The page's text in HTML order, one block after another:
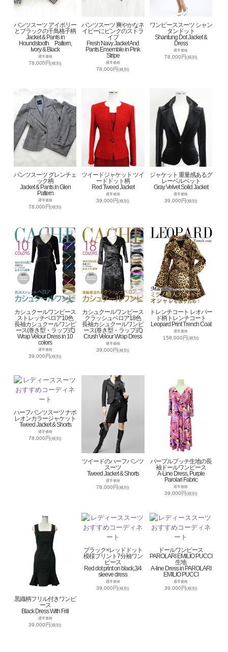
パンツスーツ アイボリー
とブラックの千鳥格子柄
Jacket & Pants in
Houndstooth Pattern,
Ivory & Black
通常価格
78,000円(税別)
パンツスーツ 爽やかなネ
イビーにピンクのストラ
イプ
Fresh Navy Jacket And
Pants Ensemble in Pink
Stripe
通常価格
78,000円(税別)
ワンピーススーツ シャン
タンドット
Shantung Dot Jacket &
Dress
通常価格
78,000円(税別)
パンツスーツ グレンチェ
ック柄
Jacket & Pants in Glen
Pattern
通常価格
78,000円(税別)
ツイードジャケット ツイ
ードドット柄
Red Tweed Jacket
通常価格
39,000円(税別)
ジャケット 重量感あるグ
レーベルベット
Gray Velvet Solid Jacket
通常価格
39,000円(税別)
カシュクールワンピース
ストレッチベロア10色
長袖カシュクールワンピ
ース(巻き型・ラップ式)
Wrap Velour Dress in 10
colors
通常価格
39,000円(税別)
カシュクールワンピース
クラッシュベロア18色
長袖カシュクールワンピ
ース(巻き型・ラップ式)
Crush Velour Wrap Dress
通常価格
39,000円(税別)
トレンチコート レオパー
ド柄トレンチコート
Leopard Print Trench Coat
通常価格
158,000円(税別)
ハーフパンツスーツ ナポ
レオンカラージャケット
Tweed Jacket & Shorts
通常価格
78,000円(税別)
ツイードのハーフパンツ
スーツ
Tweed Jacket & Shorts
通常価格
78,000円(税別)
パープルプッチ生地の長
袖ドールワンピース
A-Line Dress, Purple
Parolari Fabric
通常価格
39,000円(税別)
黒織柄フリル付きワンピ
ース
Black Dress With Frill
通常価格
39,000円(税別)
ブラック×レッドドット
模様プリント7分袖ワン
ピース
Red dot print on black,3/4
sleeve dress
通常価格
39,000円(税別)
ドールワンピース
PAROLARI EMILIO PUCCI
生地
A-line Dress in PAROLARI
EMILIO PUCCI
通常価格
39,000円(税別)